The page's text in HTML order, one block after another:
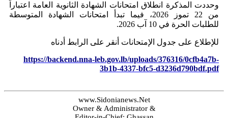
وحددت المذكرة انطلاق امتحانات الشهادة الثانوية العامة اعتباراً
من 22 تموز 2026، فيما تبدأ امتحانات الشهادة المتوسطة
للطلبات الحرة في 10 آب 2026.
للإطلاع على جدول الإمتحانات أنقر على الرابط أدناه
https://backend.nna-leb.gov.lb/uploads/376316/0cfb4a7b-
3b1b-4337-bfc5-d3236d790bdf.pdf
www.Sidonianews.Net
Owner & Administrator &